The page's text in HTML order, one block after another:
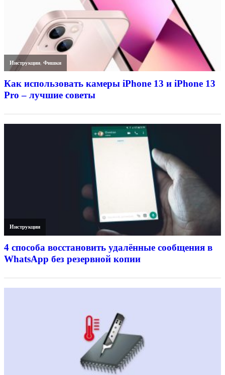
Инструкции,Фишки
Как использовать камеры iPhone 13 и iPhone 13
Pro – лучшие советы
Инструкции
4 способа восстановить удалённые сообщения в
WhatsApp без резервной копии